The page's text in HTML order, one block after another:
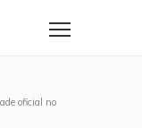
oficial no